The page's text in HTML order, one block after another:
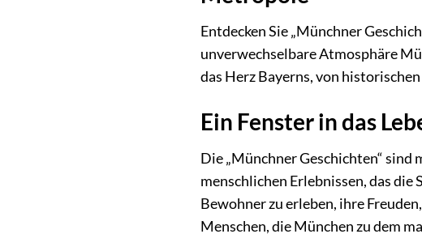
Entdecken Sie „Münchner
unverwechselbare Atmosphäre
das Herz Bayerns, von
Ein Fenster in das
Die „Münchner Geschichten“ sind
menschlichen Erlebnissen, das
Bewohner zu erleben, ihre
Menschen, die München zu dem